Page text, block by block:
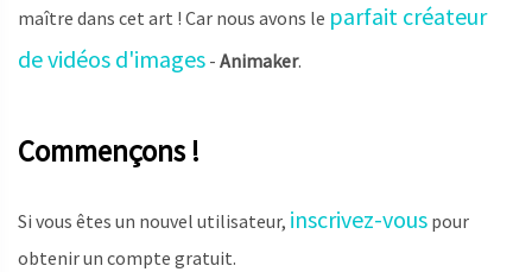
maître dans cet art ! Car nous avons le parfait créateur
de vidéos d'images - Animaker.
Commençons !
Si vous êtes un nouvel utilisateur, inscrivez-vous pour
obtenir un compte gratuit.